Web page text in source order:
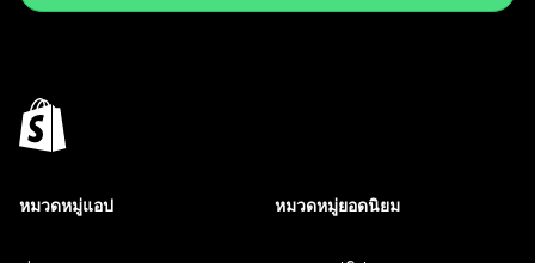
หมวดหมู่แอป หมวดหมู่ยอดนิยม